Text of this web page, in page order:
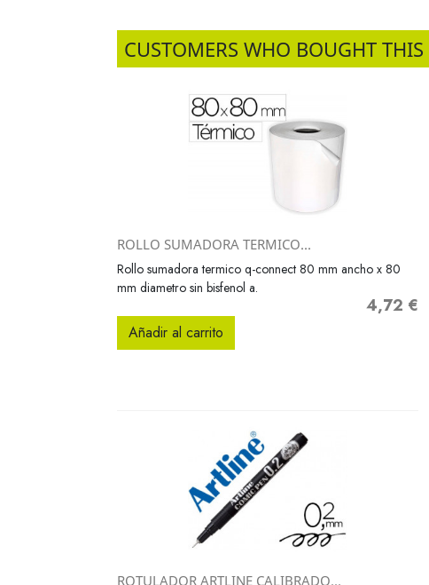
CUSTOMERS WHO BOUGHT THIS
Vista rápida
ROLLO SUMADORA TERMICO...
Rollo sumadora termico q-connect 80 mm ancho x 80
mm diametro sin bisfenol a.
Precio
4,72 €
Añadir al carrito
ROTULADOR ARTLINE CALIBRADO...